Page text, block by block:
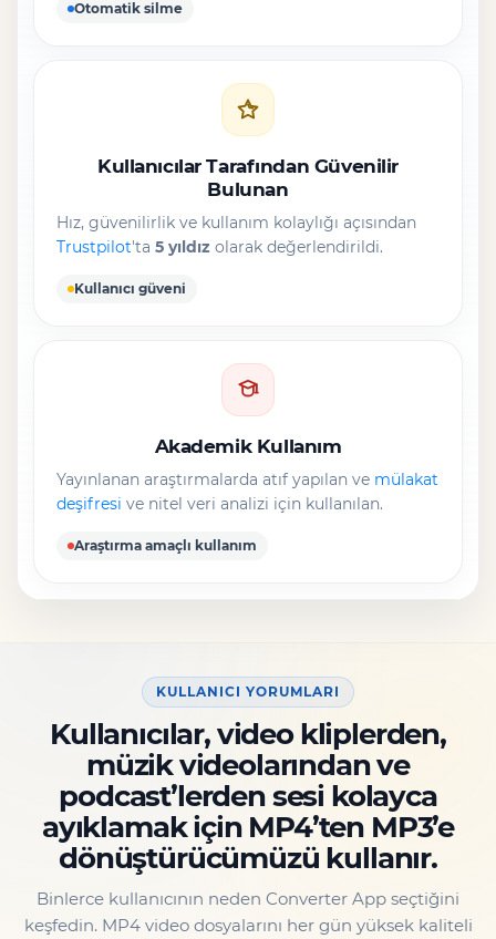
Otomatik silme
Kullanıcılar Tarafından Güvenilir
Bulunan
Hız, güvenilirlik ve kullanım kolaylığı açısından
Trustpilot'ta 5 yıldız olarak değerlendirildi.
Kullanıcı güveni
Akademik Kullanım
Yayınlanan araştırmalarda atıf yapılan ve mülakat
deşifresi ve nitel veri analizi için kullanılan.
Araştırma amaçlı kullanım
KULLANICI YORUMLARI
Kullanıcılar, video kliplerden,
müzik videolarından ve
podcast’lerden sesi kolayca
ayıklamak için MP4’ten MP3’e
dönüştürücümüzü kullanır.
Binlerce kullanıcının neden Converter App seçtiğini
keşfedin. MP4 video dosyalarını her gün yüksek kaliteli